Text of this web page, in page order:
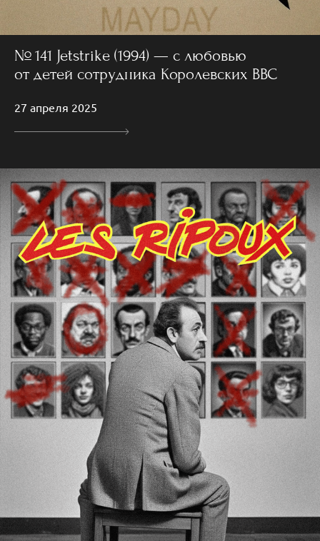
№ 141 Jetstrike (1994) — с любовью
от детей сотрудника Королевских ВВС
27 апреля 2025